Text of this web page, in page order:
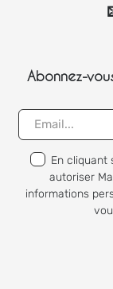
Abonnez-
En cliquant
autoriser
informations